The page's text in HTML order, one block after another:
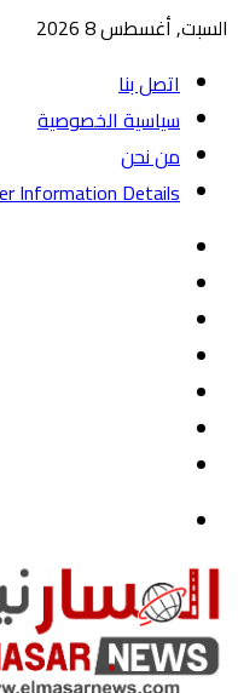
السبت, أغسطس 8 2026
اتصل بنا
سياسية الخصوصية
من نحن
Information Details